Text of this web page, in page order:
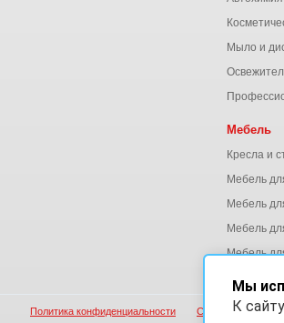
Мыло и
Мебель
Кресла и
Мебель
Мебель
Мебель
Мебель
Политика конфиденциальности Согласие на
Мы
К